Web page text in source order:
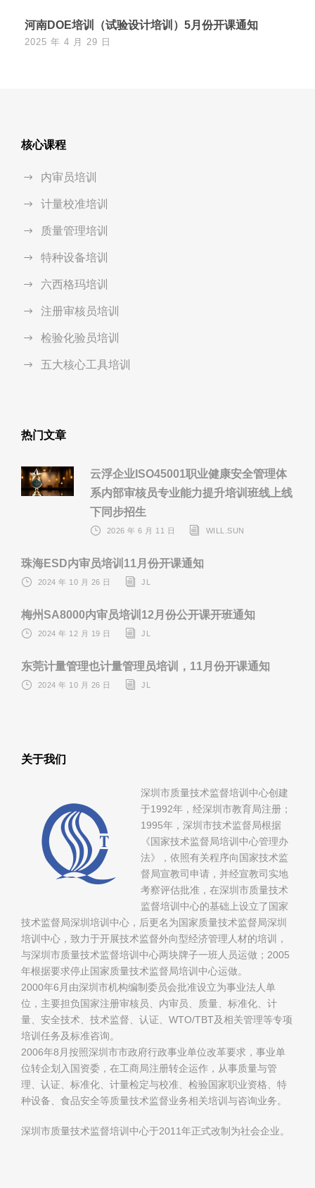
河南DOE培训（试验设计培训）5月份开课通知
2025 年 4 月 29 日
核心课程
内审员培训
计量校准培训
质量管理培训
特种设备培训
六西格玛培训
注册审核员培训
检验化验员培训
五大核心工具培训
热门文章
云浮企业ISO45001职业健康安全管理体
系内部审核员专业能力提升培训班线上线
下同步招生
2026 年 6 月 11 日 WILL.SUN
珠海ESD内审员培训11月份开课通知
2024 年 10 月 26 日 JL
梅州SA8000内审员培训12月份公开课开班通知
2024 年 12 月 19 日 JL
东莞计量管理也计量管理员培训，11月份开课通知
2024 年 10 月 26 日 JL
关于我们
深圳市质量技术监督培训中心创建
于1992年，经深圳市教育局注册；
1995年，深圳市技术监督局根据
《国家技术监督局培训中心管理办
法》，依照有关程序向国家技术监
督局宣教司申请，并经宣教司实地
考察评估批准，在深圳市质量技术
监督培训中心的基础上设立了国家
技术监督局深圳培训中心，后更名为国家质量技术监督局深圳
培训中心，致力于开展技术监督外向型经济管理人材的培训，
与深圳市质量技术监督培训中心两块牌子一班人员运做；2005
年根据要求停止国家质量技术监督局培训中心运做。
2000年6月由深圳市机构编制委员会批准设立为事业法人单
位，主要担负国家注册审核员、内审员、质量、标准化、计
量、安全技术、技术监督、认证、WTO/TBT及相关管理等专项
培训任务及标准咨询。
2006年8月按照深圳市市政府行政事业单位改革要求，事业单
位转企划入国资委，在工商局注册转企运作，从事质量与管
理、认证、标准化、计量检定与校准、检验国家职业资格、特
种设备、食品安全等质量技术监督业务相关培训与咨询业务。
深圳市质量技术监督培训中心于2011年正式改制为社会企业。